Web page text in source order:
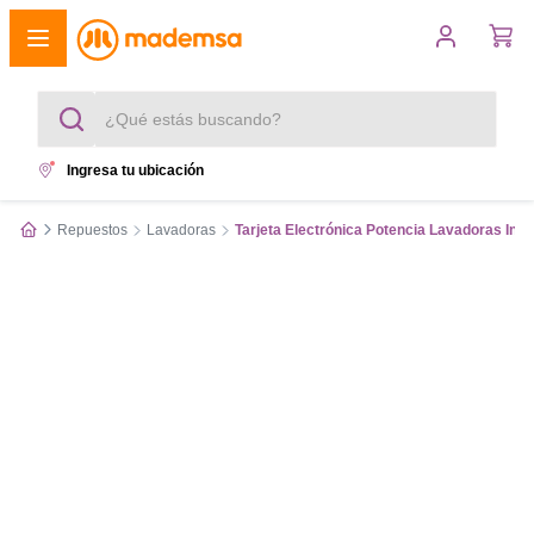
¿Qué estás buscando?
Ingresa tu ubicación
Repuestos Lavadoras Tarjeta Electrónica Potencia Lavadoras